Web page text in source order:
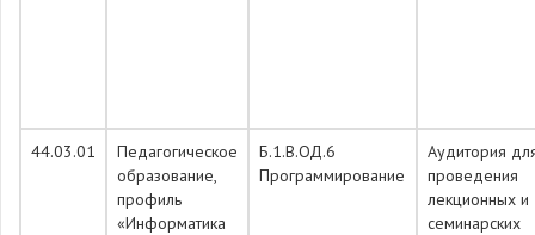
44.03.01
Педагогическое
образование,
профиль
«Информатика
Б.1.В.ОД.6
Программирование
Аудитория
проведения
лекционных и
семинарских